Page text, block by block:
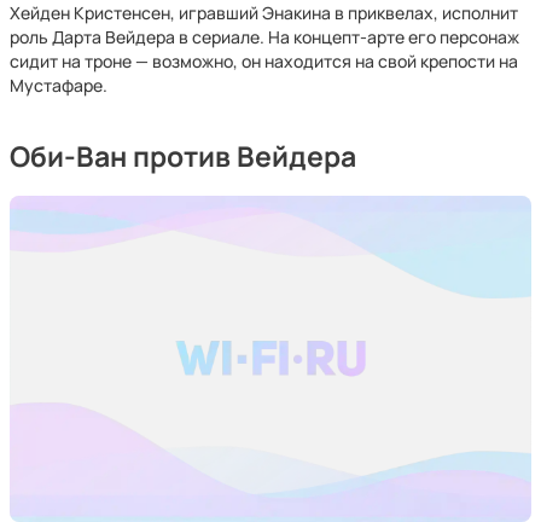
Хейден Кристенсен, игравший Энакина в приквелах, исполнит
роль Дарта Вейдера в сериале. На концепт-арте его персонаж
сидит на троне — возможно, он находится на свой крепости на
Мустафаре.
Оби-Ван против Вейдера